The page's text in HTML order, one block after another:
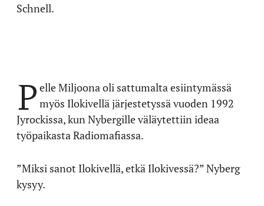
Schnell.
P elle Miljoona oli sattumalta esiintymässä
myös Ilokivellä järjestetyssä vuoden 1992
Jyrockissa, kun Nybergille väläytettiin ideaa
työpaikasta Radiomafiassa.
”Miksi sanot Ilokivellä, etkä Ilokivessä?” Nyberg
kysyy.